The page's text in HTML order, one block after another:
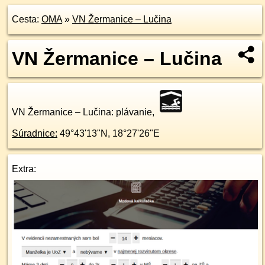
Cesta: OMA» VN Žermanice – Lučina
VN Žermanice – Lučina
VN Žermanice – Lučina: plávanie,
Súradnice: 49°43'13"N , 18°27'26"E
Extra: